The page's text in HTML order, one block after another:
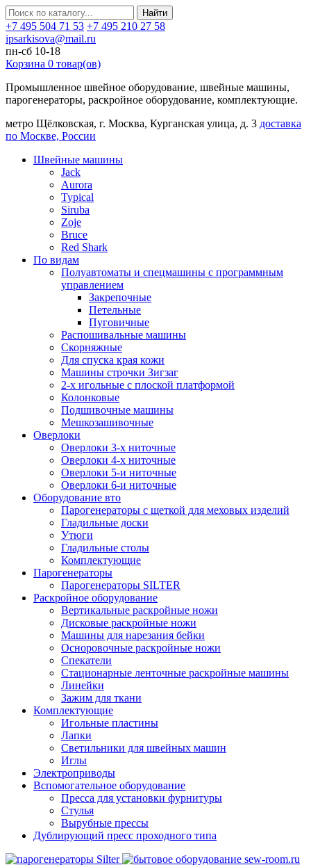
Найти
+7 495 504 71 53 +7 495 210 27 58
ipsarkisova@mail.ru
пн-сб 10-18
Корзина 0 товар(ов)
Промышленное швейное оборудование, швейные машины,
парогенераторы, раскройное оборудование, комплектующие.
метро Щёлковская, г. Москва, Курганская улица, д. 3 доставка
по Москве, России
Швейные машины
Jack
Aurora
Typical
Siruba
Zoje
Bruce
Red Shark
По видам
Полуавтоматы и спецмашины с программным
управлением
Закрепочные
Петельные
Пуговичные
Распошивальные машины
Скорняжные
Для спуска края кожи
Машины строчки Зигзаг
2-х игольные с плоской платформой
Колонковые
Подшивочные машины
Мешкозашивочные
Оверлоки
Оверлоки 3-х ниточные
Оверлоки 4-х ниточные
Оверлоки 5-и ниточные
Оверлоки 6-и ниточные
Оборудование вто
Парогенераторы с щеткой для меховых изделий
Гладильные доски
Утюги
Гладильные столы
Комплектующие
Парогенераторы
Парогенераторы SILTER
Раскройное оборудование
Вертикальные раскройные ножи
Дисковые раскройные ножи
Машины для нарезания бейки
Осноровочные раскройные ножи
Спекатели
Стационарные ленточные раскройные машины
Линейки
Зажим для ткани
Комплектующие
Игольные пластины
Лапки
Светильники для швейных машин
Иглы
Электроприводы
Вспомогательное оборудование
Пресса для установки фурнитуры
Стулья
Вырубные прессы
Дублирующий пресс проходного типа